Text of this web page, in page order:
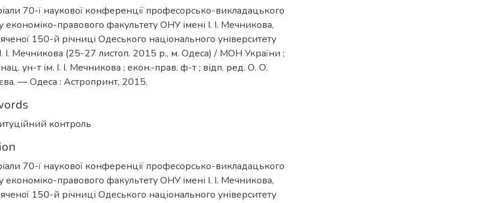
70-ї наукової конференції професорсько-викладацького
економіко-правового факультету ОНУ імені І. І. Мечникова,
150-й річниці Одеського національного університету
І. І. Мечникова (25-27 листоп. 2015 р., м. Одеса) / МОН України ;
ун-т ім. І. І. Мечникова ; екон.-прав. ф-т ; відп. ред. О. О.
— Одеса : Астропринт, 2015.
контроль
70-ї наукової конференції професорсько-викладацького
економіко-правового факультету ОНУ імені І. І. Мечникова,
150-й річниці Одеського національного університету